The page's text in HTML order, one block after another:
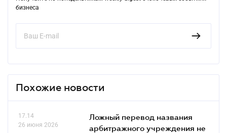
бизнеса
Похожие новости
17.14
26 июня 2026
Ложный перевод названия
арбитражного учреждения не